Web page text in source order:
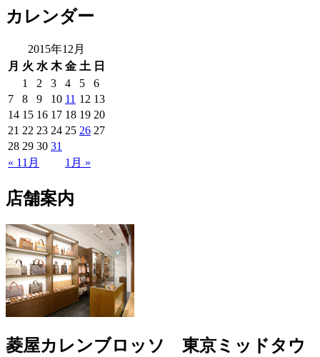
カレンダー
2015年12月
月 火 水 木 金 土 日
« 11月 1月 »
1 2 3 4 5
6
7
8 9 10 11 12 13
14 15 16 17 18 19 20
21 22 23 24 25 26 27
28 29 30 31
店舗案内
菱屋カレンブロッソ 東京ミッドタウ